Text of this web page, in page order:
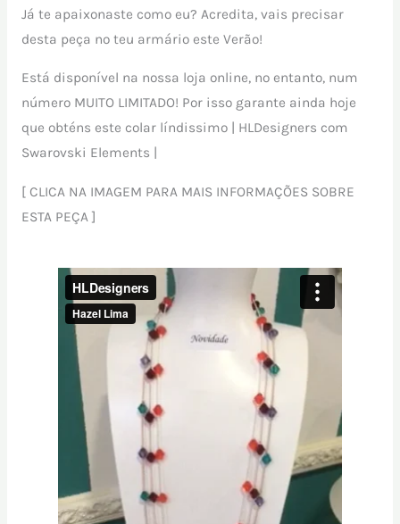
Já te apaixonaste como eu? Acredita, vais precisar
desta peça no teu armário este Verão!
Está disponível na nossa loja online, no entanto, num
número MUITO LIMITADO! Por isso garante ainda hoje
que obténs este colar líndissimo | HLDesigners com
Swarovski Elements |
[ CLICA NA IMAGEM PARA MAIS INFORMAÇÕES SOBRE
ESTA PEÇA ]